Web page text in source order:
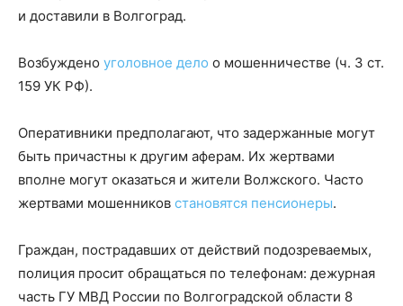
и доставили в Волгоград.
Возбуждено уголовное дело о мошенничестве (ч. 3 ст.
159 УК РФ).
Оперативники предполагают, что задержанные могут
быть причастны к другим аферам. Их жертвами
вполне могут оказаться и жители Волжского. Часто
жертвами мошенников становятся пенсионеры.
Граждан, пострадавших от действий подозреваемых,
полиция просит обращаться по телефонам: дежурная
часть ГУ МВД России по Волгоградской области 8